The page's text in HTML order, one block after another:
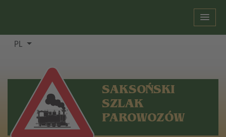
PL
SAKSOŃSKI
SZLAK
PAROWOZÓW